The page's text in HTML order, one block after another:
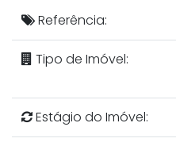
Referência:
Tipo de Imóvel:
Estágio do Imóvel: